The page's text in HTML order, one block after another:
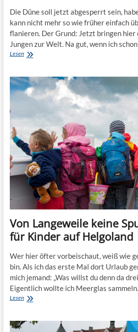
Die Düne soll jetzt abgesperrt sein,
kann nicht mehr so wie früher einfach
flanieren. Der Grund: Jetzt bringen hier
Jungen zur Welt. Na gut, wenn ich
LesenZum
Robbenbabys
auf
Helgoland
Von Langeweile keine
für Kinder auf Helgoland
Wer hier öfter vorbeischaut, weiß wie
bin. Als ich das erste Mal dort Urlaub
mich jemand: „Was willst du denn da
Eigentlich wollte ich Meerglas
LesenVon
Spur: